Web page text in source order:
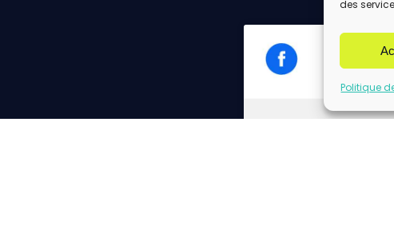
des
Politique